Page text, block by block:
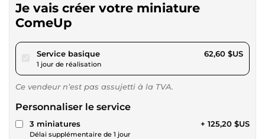
Je vais créer votre miniature
ComeUp
Service basiquepour 57,69 $US
1 jour de réalisation
62,60 $US
Ce vendeur n’est pas assujetti à la TVA.
Personnaliser le service
3 miniatures
Délai supplémentaire de 1 jour
+ 125,20 $US